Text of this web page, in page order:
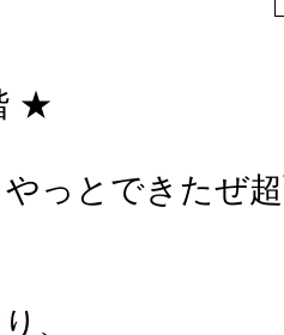
★
っとできたぜ
、